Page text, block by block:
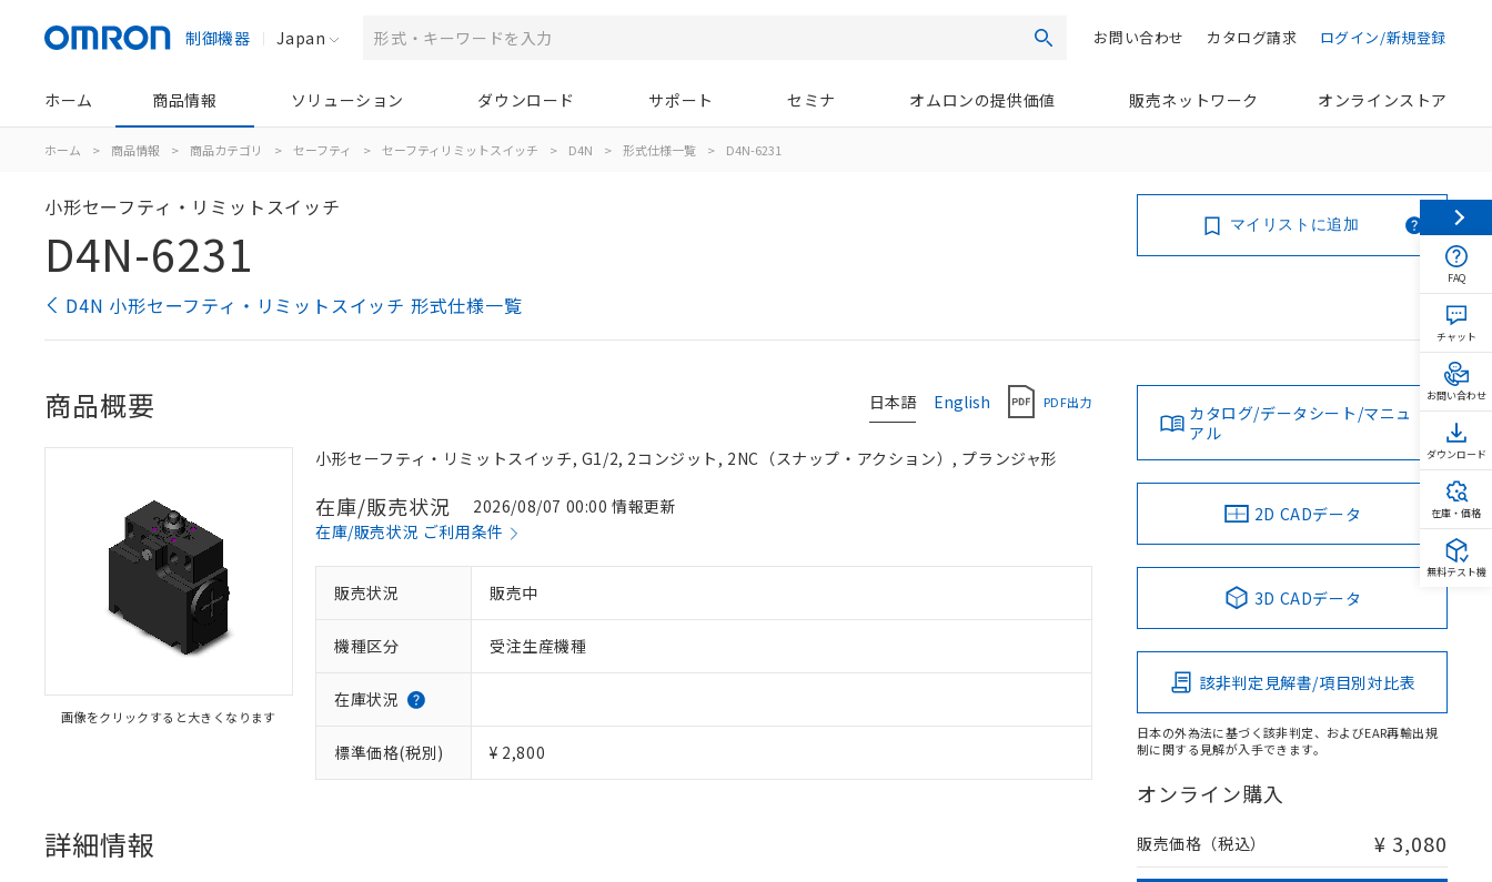
制御機器 Japan 検索 ログイン/新規登録
カタログ請求
お問い合わせ
ホーム 商品情報 ソリューション ダウンロード サポート セミナ オムロンの提供価値 販売ネットワーク オンラインストア
ホーム > 商品情報 > 商品カテゴリ > セーフティ > セーフティリミットスイッチ > D4N > 形式仕様一覧 > D4N-6231
小形セーフティ・リミットスイッチ
D4N-6231
D4N 小形セーフティ・リミットスイッチ 形式仕様一覧
マイリストに追加
日本語 English PDF出力
商品概要
画像をクリックすると大きくなります
小形セーフティ・リミットスイッチ, G1/2, 2コンジット, 2NC（スナップ・アクション）, プランジャ形
在庫/販売状況
2026/08/07 00:00 情報更新
在庫/販売状況 ご利用条件
販売状況 販売中
機種区分 受注生産機種
在庫状況
標準価格(税別) ¥ 2,800
詳細情報
カタログ/データシート/マニュ
アル
2D CADデータ
3D CADデータ
該非判定見解書/項目別対比表
日本の外為法に基づく該非判定、およびEAR再輸出規
制に関する見解が入手できます。
オンライン購入
販売価格（税込） ¥ 3,080
FAQ
チャット
お問い合わせ
ダウンロード
在庫・価格
無料テスト機